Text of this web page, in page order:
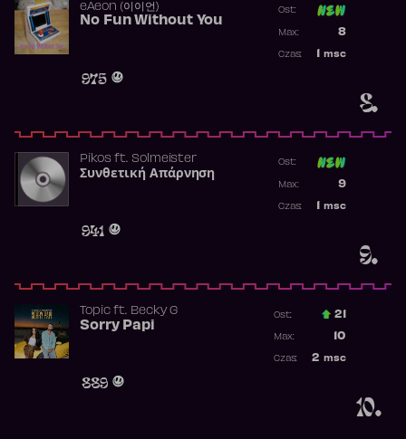
8.
​eAeon (이이언)
No Fun Without You
975
Ost:
8
Max:
msc
Czas:
9.
Pikosft. Solmeister
Συνθετική Απάρνηση
941
Ost:
9
Max:
msc
Czas:
10.
Topicft. Becky G
Sorry Papi
889
Ost.: 21
10
Max:
2 msc
Czas: